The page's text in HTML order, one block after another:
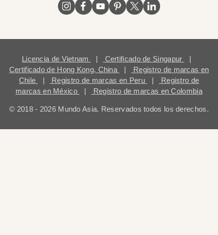
Licencia de Vietnam | Certificado de Singapur
|
Certificado de Hong Kong, China
|
Registro de marcas en
Chile
| Registro de marcas en Peru |
Registro de
marcas en México
| Registro de marcas en Colombia
© 2018 - 2026 Mundo Asia. Reservados todos los derechos.